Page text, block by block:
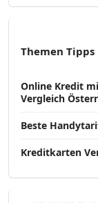
Themen Tipps
Online Kredit
Vergleich
Beste
Kreditkarten